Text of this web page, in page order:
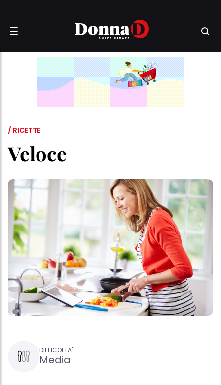
/ RICETTE
Veloce
DIFFICOLTA'
Media